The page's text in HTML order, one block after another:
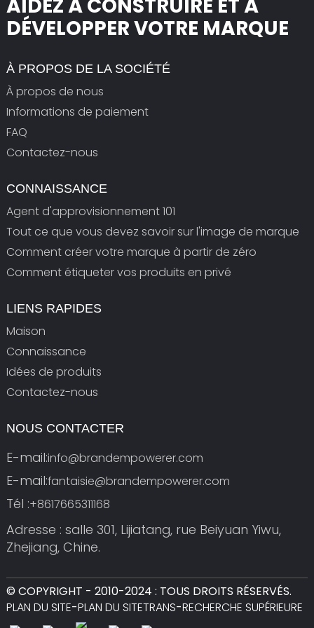
AIDEZ À CONSTRUIRE ET À
DÉVELOPPER VOTRE MARQUE
À PROPOS DE LA SOCIÉTÉ
À propos de nous
Informations de paiement
FAQ
Contactez-nous
CONNAISSANCE
Agent d'approvisionnement 101
Tout ce que vous devez savoir sur l'image de marque
Comment créer votre marque à partir de zéro
Comment étiqueter vos produits en privé
LIENS RAPIDES
Maison
Connaissance
Idées de produits
Contactez-nous
NOUS CONTACTER
E-mail:info@brandempowerer.com
E-mail:fantaisie@brandempowerer.com
Tél :+8617665311168
Adresse : salle 301, Lijiatang, rue Beiyuan Yiwu,
Zhejiang, Chine.
© COPYRIGHT - 2010-2024 : TOUS DROITS RÉSERVÉS.
PLAN DU SITE-PLAN DU SITETRANS-RECHERCHE SUPÉRIEURE